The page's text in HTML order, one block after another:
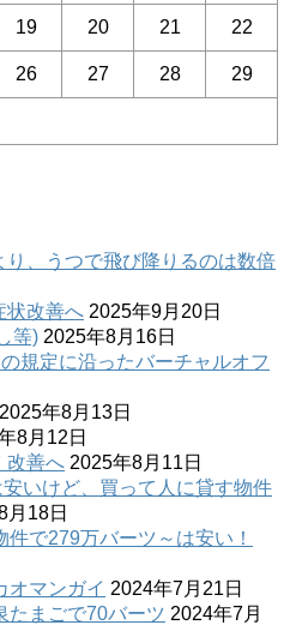
19 20 21 22
26 27 28 29
、うつで飛び降りるのは数倍
状改善へ 2025年9月20日
等) 2025年8月16日
規定に沿ったバーチャルオフ
2025年8月13日
8月12日
改善へ 2025年8月11日
いけど、買って人に貸す物件
月18日
で279万バーツ～は安い！
オマンガイ 2024年7月21日
たまごで70バーツ 2024年7月